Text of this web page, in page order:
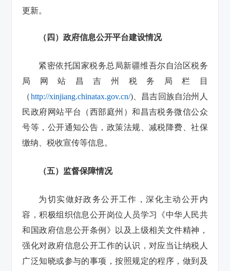
更新。
（四）政府信息公开平台建设情况
紧密依托国家税务总局新疆维吾尔自治区税务
局网站昌吉州税务局栏目
（http://xinjiang.chinatax.gov.cn/)、昌吉回族自治州人
民政府网站平台（西部庭州）和昌吉税务微信公众
号等，公开通知公告，政策法规、减税降费、社保
缴纳、税收宣传等信息。
（五）监督保障情况
为切实做好政务公开工作，深化主动公开内
容，积极组织信息公开岗位人员学习《中华人民共
和国政府信息公开条例》以及上级相关文件精神，
强化对政府信息公开工作的认识，对应当让纳税人
广泛知晓或参与的事项，按照规定的程序，做到及